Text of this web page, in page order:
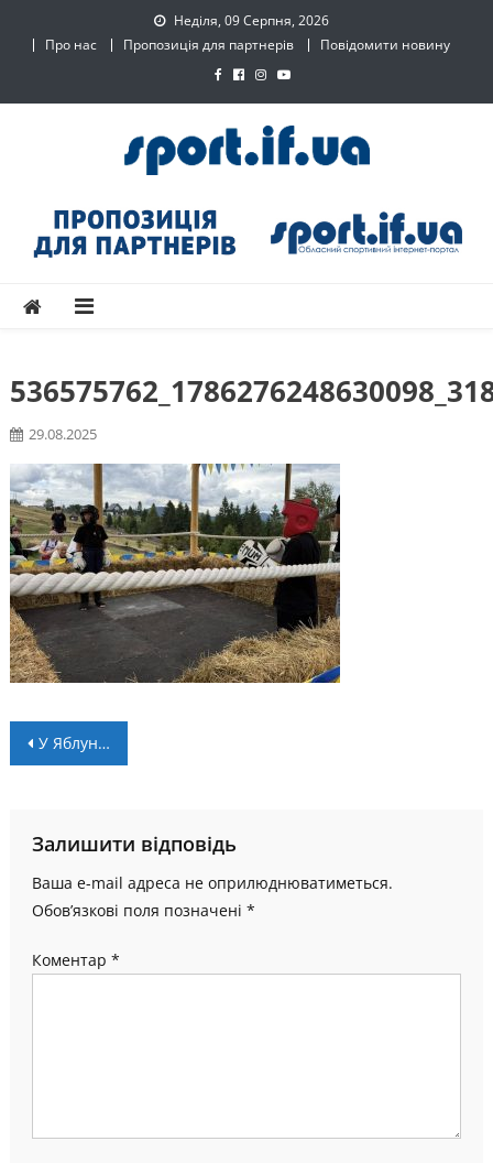
Неділя, 09 Серпня, 2026
Про нас
Пропозиція для партнерів Повідомити новину
SPORT.IF.UA – Обласний
спортивний інтернет-
29.08.2025
Навігація
У Яблуниці відбувся “Кубок Перців” з кікбоксингу
Залишити відповідь
Ваша e-mail адреса не оприлюднюватиметься.
Обов’язкові поля позначені *
Коментар *